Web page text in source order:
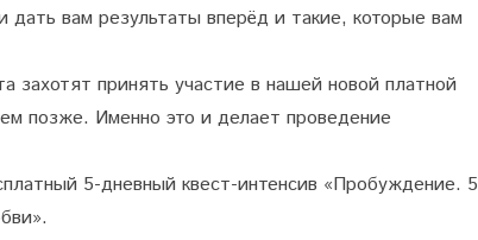
вам результаты вперёд и такие, которые вам
захотят принять участие в нашей новой платной
позже. Именно это и делает проведение
5-дневный квест-интенсив «Пробуждение. 5